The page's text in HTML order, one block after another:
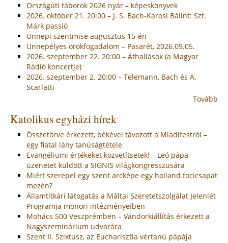
Országúti táborok 2026 nyár – képeskönyvek
2026. október 21. 20:00 – J. S. Bach-Karosi Bálint: Szt.
Márk passió
Ünnepi szentmise augusztus 15-én
Ünnepélyes örökfogadalom – Pasarét, 2026.09.05.
2026. szeptember 22. 20:00 – Áthallások (a Magyar
Rádió koncertje)
2026. szeptember 2. 20:00 – Telemann, Bach és A.
Scarlatti
Tovább
Katolikus egyházi hírek
Összetörve érkezett, békével távozott a Mladifestről –
egy fiatal lány tanúságtétele
Evangéliumi értékeket közvetítsetek! – Leó pápa
üzenetet küldött a SIGNIS világkongresszusára
Miért szerepel egy szent arcképe egy holland focicsapat
mezén?
Államtitkári látogatás a Máltai Szeretetszolgálat Jelenlét
Programja monori intézményeiben
Mohács 500 Veszprémben – Vándorkiállítás érkezett a
Nagyszeminárium udvarára
Szent II. Szixtusz, az Eucharisztia vértanú pápája